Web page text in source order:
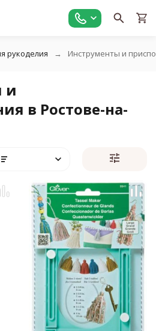
рукоделия Инструменты и
и
в Ростове-на-